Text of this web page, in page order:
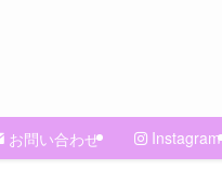
お問い合わせ Instagram